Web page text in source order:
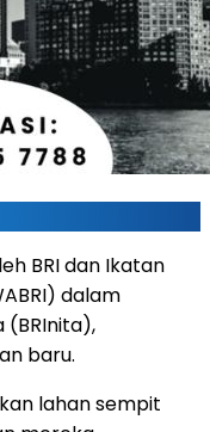
BRI dan Ikatan
dalam
(BRInita),
baru.
lahan sempit